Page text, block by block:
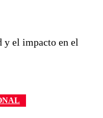
y el impacto en el